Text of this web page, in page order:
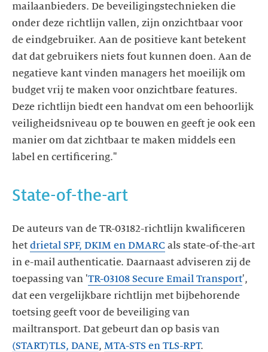
mailaanbieders. De beveiligingstechnieken die
onder deze richtlijn vallen, zijn onzichtbaar voor
de eindgebruiker. Aan de positieve kant betekent
dat dat gebruikers niets fout kunnen doen. Aan de
negatieve kant vinden managers het moeilijk om
budget vrij te maken voor onzichtbare features.
Deze richtlijn biedt een handvat om een behoorlijk
veiligheidsniveau op te bouwen en geeft je ook een
manier om dat zichtbaar te maken middels een
label en certificering."
State-of-the-art
De auteurs van de TR-03182-richtlijn kwalificeren
het drietal SPF, DKIM en DMARC als state-of-the-art
in e-mail authenticatie. Daarnaast adviseren zij de
toepassing van 'TR-03108 Secure Email Transport',
dat een vergelijkbare richtlijn met bijbehorende
toetsing geeft voor de beveiliging van
mailtransport. Dat gebeurt dan op basis van
(START)TLS, DANE, MTA-STS en TLS-RPT.